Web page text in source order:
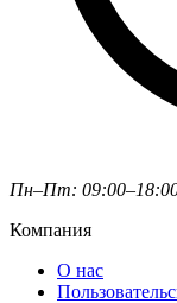
Пн–Пт:
Компания
О нас